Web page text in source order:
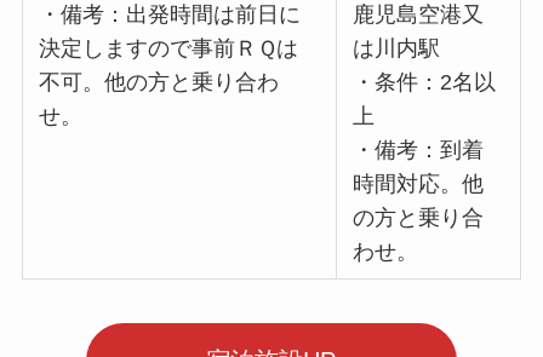
・備考：出発時間は前日に
決定しますので事前ＲＱは
不可。他の方と乗り合わ
せ。
鹿児島空港又
は川内駅
・条件：2名以
上
・備考：到着
時間対応。他
の方と乗り合
わせ。